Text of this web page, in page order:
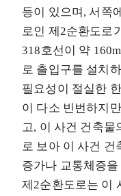
등이 있으며, 서쪽
로인 제2순환도로
3­18호선이 약
로 출입구를 설치
필요성이 절실한
이 다소 빈번하지
고, 이 사건 건축물
로 보아 이 사건 건
증가나 교통체증
제2순환도로는 이